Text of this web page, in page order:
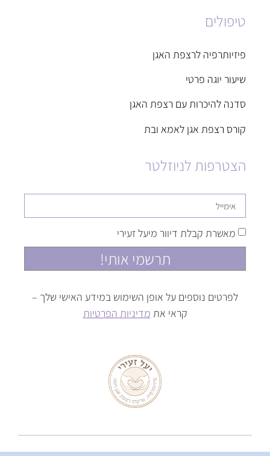
טיפולים
פיזיותרפיה לרצפת האגן
שיעור יוגה פרטי
סדנה להיכרות עם רצפת האגן
קורס רצפת אגן לאמא ובת
הצטרפות לניוזלטר
מאשרת קבלת דיוור מיעל זעירי
תרשמי אותי!
לפרטים נוספים על אופן השימוש במידע האישי שלך –
קראי את מדיניות הפרטיות